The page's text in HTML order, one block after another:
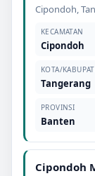
Cipondoh,
KECAMATAN
Cipondoh
KOTA/
Tangerang
PROVINSI
Banten
Cipondoh